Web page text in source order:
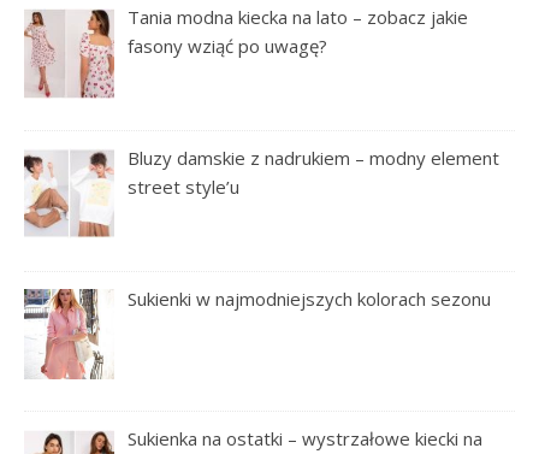
Tania modna kiecka na lato – zobacz jakie
fasony wziąć po uwagę?
Bluzy damskie z nadrukiem – modny element
street style’u
Sukienki w najmodniejszych kolorach sezonu
Sukienka na ostatki – wystrzałowe kiecki na